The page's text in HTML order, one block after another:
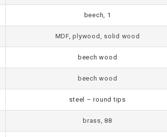
beech, 1
MDF, plywood, solid wood
beech wood
beech wood
steel – round tips
brass, 88